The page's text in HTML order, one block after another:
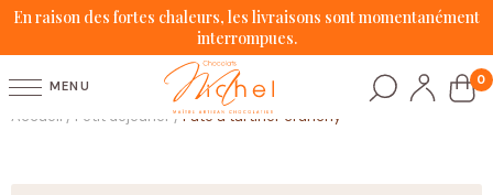
En raison des fortes chaleurs, les livraisons sont momentanément
interrompues.
MENU 0
Accueil / Petit déjeuner /Pâte à tartiner crunchy